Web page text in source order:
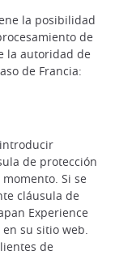
la posibilidad
de
la autoridad de
de Francia:
introducir
de protección
Si se
cláusula de
Experience
su sitio web.
de